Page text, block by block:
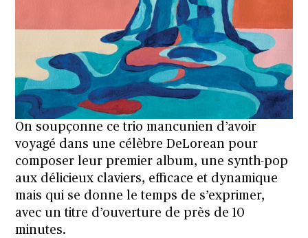
On soupçonne ce trio mancunien d’avoir
voyagé dans une célèbre DeLorean pour
composer leur premier album, une synth-pop
aux délicieux claviers, efficace et dynamique
mais qui se donne le temps de s’exprimer,
avec un titre d’ouverture de près de 10
minutes.